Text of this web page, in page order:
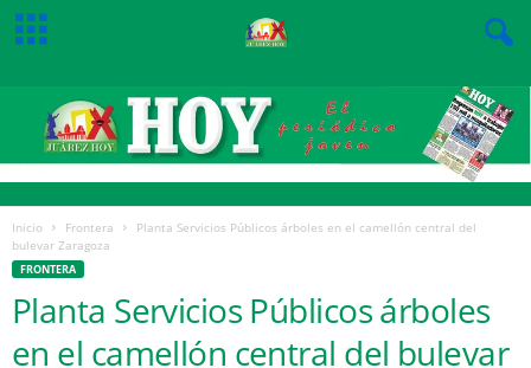
Inicio Frontera
Planta Servicios Públicos árboles en el camellón central del
bulevar Zaragoza
FRONTERA
Planta Servicios Públicos árboles
en el camellón central del bulevar